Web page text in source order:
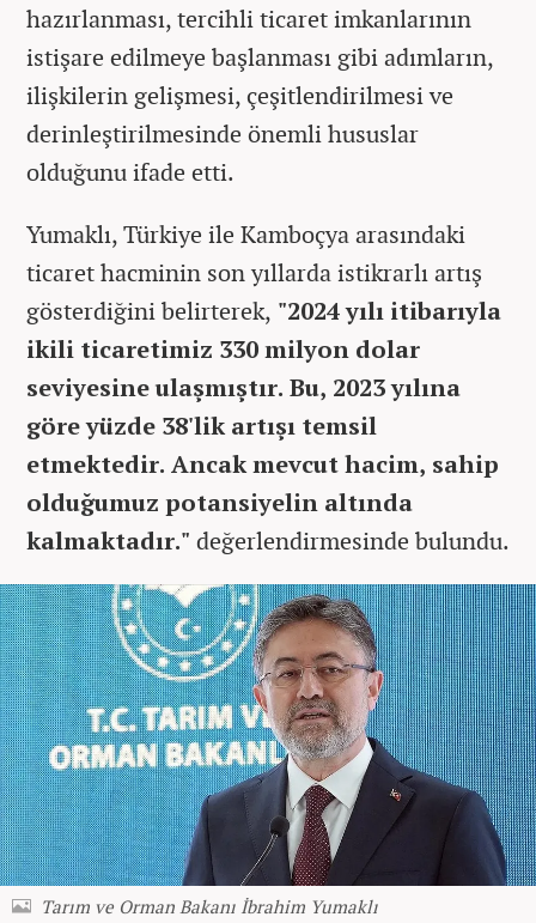
hazırlanması, tercihli ticaret imkanlarının
istişare edilmeye başlanması gibi adımların,
ilişkilerin gelişmesi, çeşitlendirilmesi ve
derinleştirilmesinde önemli hususlar
olduğunu ifade etti.
Yumaklı, Türkiye ile Kamboçya arasındaki
ticaret hacminin son yıllarda istikrarlı artış
gösterdiğini belirterek, "2024 yılı itibarıyla
ikili ticaretimiz 330 milyon dolar
seviyesine ulaşmıştır. Bu, 2023 yılına
göre yüzde 38'lik artışı temsil
etmektedir. Ancak mevcut hacim, sahip
olduğumuz potansiyelin altında
kalmaktadır." değerlendirmesinde bulundu.
Tarım ve Orman Bakanı İbrahim Yumaklı